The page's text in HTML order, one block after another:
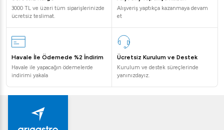
3. Enerji tüketimi nasıldır?
0,32 kW güç tüketimi ile enerji verimliliği yüksek bir
makinadır ve işletme maliyetlerini azaltır.
Sonuç olarak, Brema CB 184 Küp Buz Makinesi, yüksek
kapasitesi ve verimliliği ile işletmelerdeki en büyük
edebilirsiniz.
3000 TL ve üzeri tüm siparişlerinizde
ücretsiz teslimat.
Alışveriş yaptıkça kazanmaya devam
et
Havale İle Ödemede %2 İndirim
Havale ile yapacağın ödemelerde
indirimi yakala
Ücretsiz Kurulum ve Destek
Kurulum ve destek süreçlerinde
yanınızdayız.